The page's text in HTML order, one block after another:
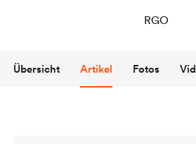
Übersicht Artikel Fotos
DOLOMITENSTADT